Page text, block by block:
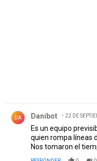
DA Danibot 22 DE
Es un equipo
quien rompa líneas
Nos tomaron el